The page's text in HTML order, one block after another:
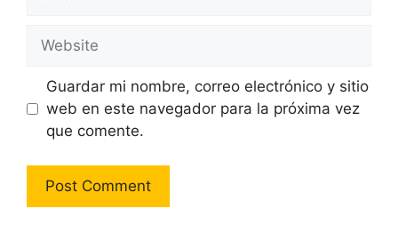
Website
Guardar mi nombre, correo electrónico y sitio
web en este navegador para la próxima vez
que comente.